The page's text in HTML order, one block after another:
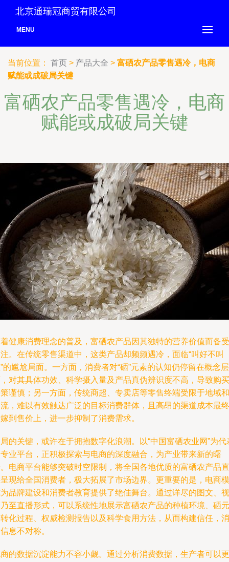
北京通瑞冠商贸有限公司
MENU
当前位置： 首页 > 产品大全 > 富硒农产品零售遇冷，电商
赋能或成破局关键
富硒农产品零售遇冷，电商
赋能或成破局关键
健康消费理念的普及，富硒农产品因其独特的营养价值而备受
。在传统零售渠道中，这类产品却频频遇冷，面临“叫好不叫
的尴尬局面。一方面，消费者对“硒”元素的认知仍停留在概念层
对其具体功效、科学摄入量及产品真伪辨识度不高，导致购买
谨慎；另一方面，传统商超、专卖店等零售终端受限于地域和
，难以有效触达广泛的目标消费群体，且高昂的渠道成本最终
到售价上，进一步抑制了消费需求。
的关键，或许在于拥抱数字化浪潮。以“中国富硒农业网”为代
业平台，正积极探索与电商的深度融合，为产业带来新的曙
电商平台能够突破时空限制，将全国各地优质的富硒农产品直
现给全国消费者，极大拓展了市场边界。更重要的是，电商模
品牌建设和消费者教育提供了绝佳舞台。通过详尽的图文、视
至直播形式，可以系统性地展示富硒农产品的种植环境、硒元
化过程、权威检测报告以及科学食用方法，从而构建信任，消
息不对称。
的数据沉淀能力不容小觑。通过分析消费数据，生产者可以更